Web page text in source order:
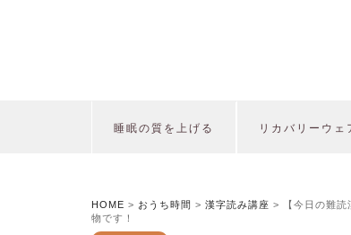
睡眠の質を上げる リカバリーウェ
HOME > おうち時間 > 漢字読み講座 >
【今日の難
物です！